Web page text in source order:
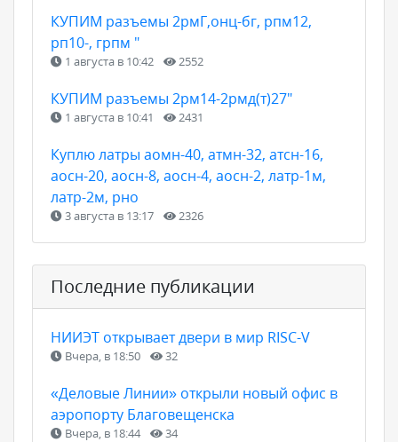
КУПИМ разъемы 2рмГ,онц-бг, рпм12,
рп10-, грпм "
1 августа в 10:42 2552
КУПИМ разъемы 2рм14-2рмд(т)27"
1 августа в 10:41 2431
Куплю латры аомн-40, атмн-32, атсн-16,
аосн-20, аосн-8, аосн-4, аосн-2, латр-1м,
латр-2м, рно
3 августа в 13:17 2326
Последние публикации
НИИЭТ открывает двери в мир RISC-V
Вчера, в 18:50 32
«Деловые Линии» открыли новый офис в
аэропорту Благовещенска
Вчера, в 18:44 34